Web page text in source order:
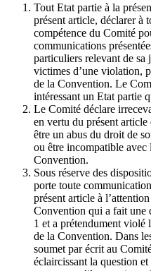
Tout Etat partie à la
présent article, déclarer à
compétence du Comité
communications
particuliers relevant de
victimes d’une violation,
de la Convention. Le
intéressant un Etat partie
Le Comité déclare
en vertu du présent
être un abus du droit de
ou être incompatible avec
Convention.
Sous réserve des
porte toute
présent article à
Convention qui a fait une
1 et a prétendument violé
de la Convention. Dans
soumet par écrit au
éclaircissant la question